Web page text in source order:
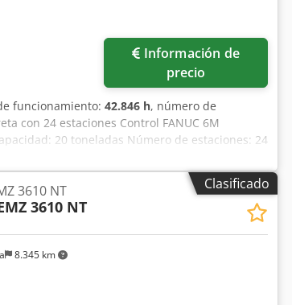
precio
funcionamiento: 42.846 h, número de
con 24 estaciones Control FANUC 6M
20 toneladas Número de estaciones: 24
Dimensiones de chapa SIN REPOSICIÓN:
máximo de la chapa: 50 kg Velocidad: 30 rpm
kg Djdpfx Aoxqr Sqoiuokr Dimensiones (L x
Clasificado
8.345 km
3610 NT
3610 NT